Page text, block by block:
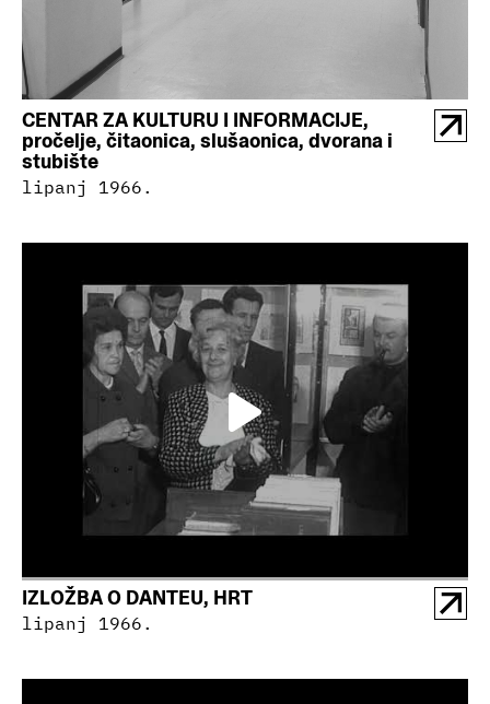
CENTAR ZA KULTURU I INFORMACIJE,
pročelje, čitaonica, slušaonica, dvorana i
stubište
lipanj 1966.
IZLOŽBA O DANTEU, HRT
lipanj 1966.